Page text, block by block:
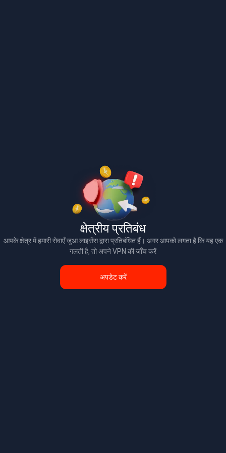
क्षेत्रीय प्रतिबंध
आपके क्षेत्र में हमारी सेवाएँ जुआ लाइसेंस द्वारा प्रतिबंधित हैं। अगर आपको लगता है कि यह एक
गलती है, तो अपने VPN की जाँच करें
अपडेट करें